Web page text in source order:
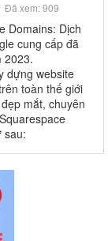
Đã xem: 909
Domains: Dịch
cung cấp đã
2023.
dựng website
toàn thế giới
mắt, chuyên
sau: